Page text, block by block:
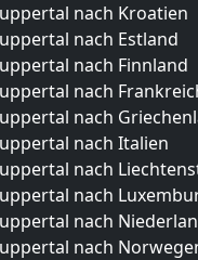
nach Kroatien
nach Estland
nach Finnland
nach
nach
nach Italien
nach
nach
nach
nach